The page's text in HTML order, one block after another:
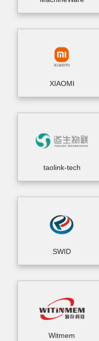
XIAOMI
taolink-tech
SWID
Witmem